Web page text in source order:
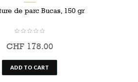
de parc Bucas, 150 gr
CHF178.00
ADD TO CART